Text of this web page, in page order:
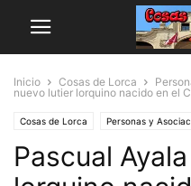
Inicio Cosas de Lorca
nuevo lutier lorquino nacido en el
Cosas de Lorca Personas y
Pascual